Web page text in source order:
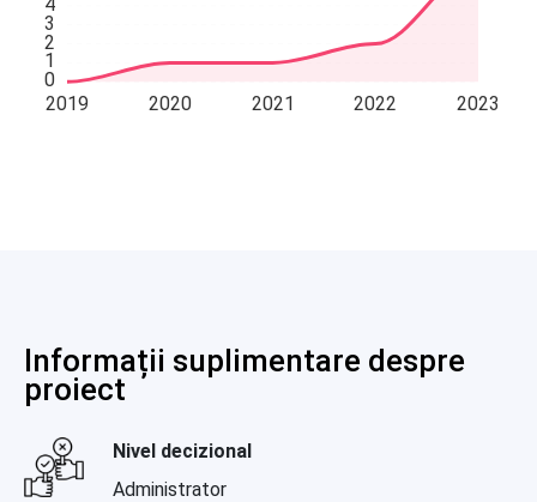
3
2
1
0
2019
2020 2021 2022 2023
Informații suplimentare despre
proiect
Nivel decizional
Administrator